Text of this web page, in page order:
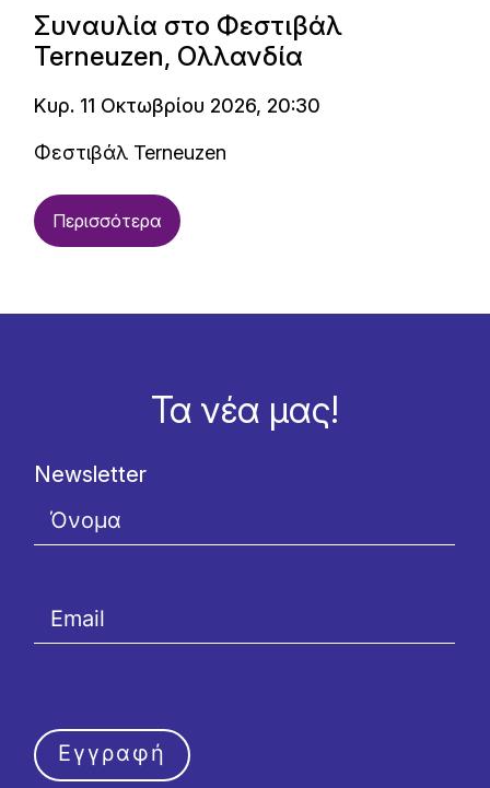
Συναυλία στο Φεστιβάλ
Terneuzen, Ολλανδία
Κυρ. 11 Οκτωβρίου 2026, 20:30
Φεστιβάλ Terneuzen
Περισσότερα
Τα νέα μας!
Newsletter
Εγγραφή